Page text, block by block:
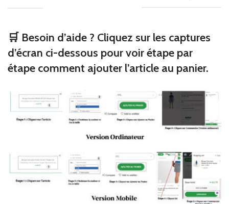
🛒 Besoin d’aide ? Cliquez sur les captures
d’écran ci-dessous pour voir étape par
étape comment ajouter l’article au panier.